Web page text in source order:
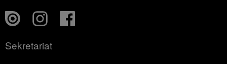
Sekretariat